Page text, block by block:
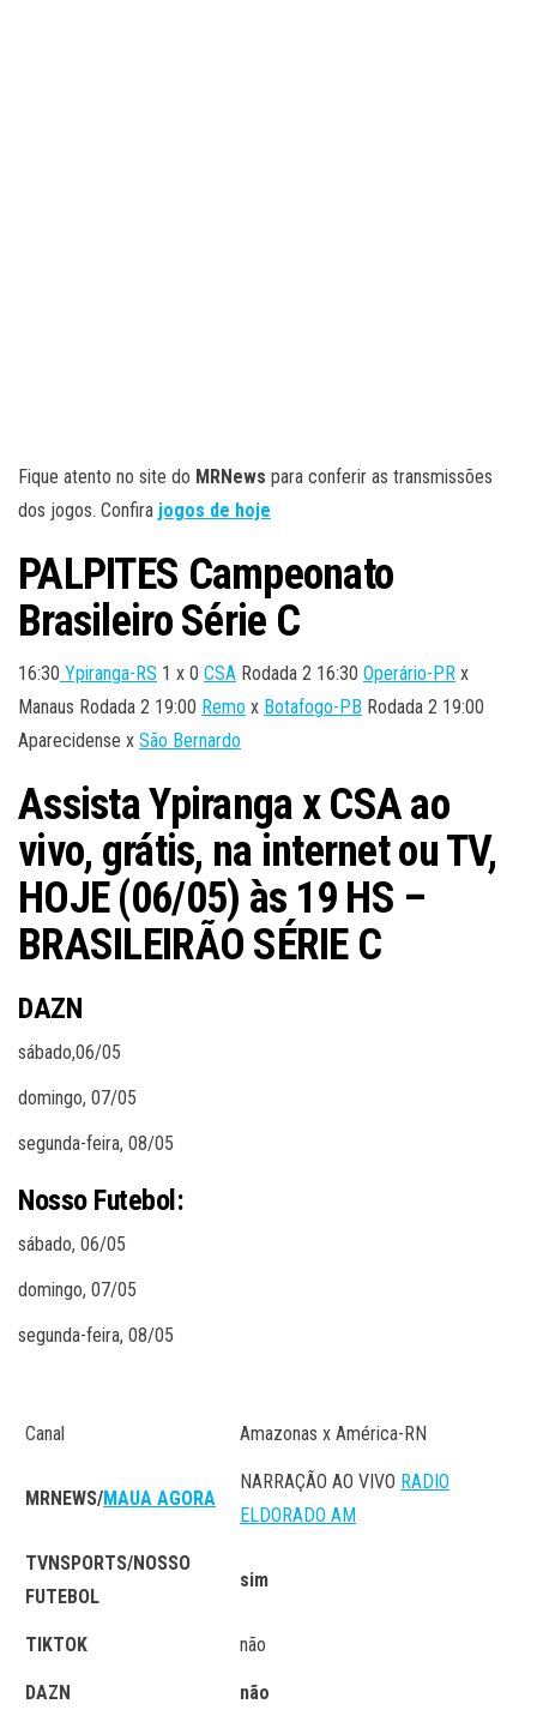
Fique atento no site do MRNews para conferir as transmissões
dos jogos. Confira jogos de hoje
PALPITES Campeonato
Brasileiro Série C
16:30 Ypiranga-RS 1 x 0 CSA Rodada 2 16:30 Operário-PR x
Manaus Rodada 2 19:00 Remo x Botafogo-PB Rodada 2 19:00
Aparecidense x São Bernardo
Assista Ypiranga x CSAao
vivo, grátis, na internet ou TV,
HOJE (06/05) às 19 HS –
BRASILEIRÃO SÉRIE C
DAZN
sábado,06/05
domingo, 07/05
segunda-feira, 08/05
Nosso Futebol:
sábado, 06/05
domingo, 07/05
segunda-feira, 08/05
Canal Amazonas x América-RN
MRNEWS/MAUA AGORA
NARRAÇÃO AO VIVO RADIO
ELDORADO AM
TVNSPORTS/NOSSO
FUTEBOL
sim
TIKTOK não
DAZN não